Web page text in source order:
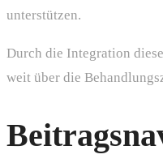
unterstützen.
Durch die Integration
weit über die